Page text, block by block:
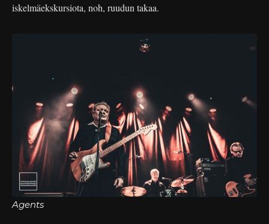
iskelmäekskursiota, noh, ruudun takaa.
Agents